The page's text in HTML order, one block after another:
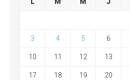
3 4 5 6
10 11 12 13
17 18 19 20